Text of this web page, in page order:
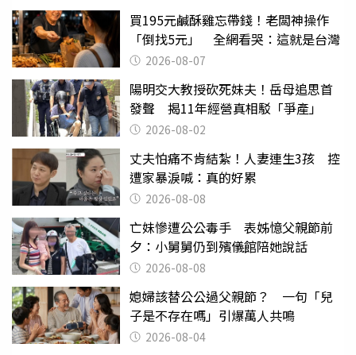
買195元鹹酥雞忘帶錢！老闆神操作
「倒找5元」 全網看哭：這就是台灣
2026-08-07
陽明交大教授砍死妹夫！岳母追思首
發聲 揭11年經營真相駁「爭產」
2026-08-02
丈夫怕痛不肯結紮！人妻連生3孩 控
遭家暴淚喊：真的好累
2026-08-08
亡妹慘遭公公毒手 表姊憶父親節前
夕：小舅舅仍到殯儀館陪她說話
2026-08-08
媳婦該替公公過父親節？ 一句「兒
子是不存在嗎」引爆萬人共鳴
2026-08-04